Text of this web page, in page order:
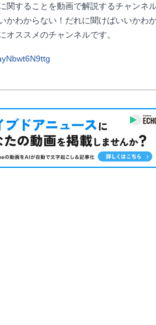
関することを動画で解説するチャンネ
かわからない！だれに聞けばいいかわ
方にオススメのチャンネルです。